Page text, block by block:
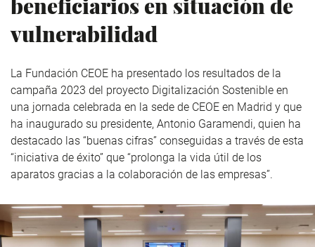
vulnerabilidad
La Fundación CEOE ha presentado los resultados de la
campaña 2023 del proyecto Digitalización Sostenible en
una jornada celebrada en la sede de CEOE en Madrid y que
ha inaugurado su presidente, Antonio Garamendi, quien ha
destacado las “buenas cifras” conseguidas a través de esta
“iniciativa de éxito” que “prolonga la vida útil de los
aparatos gracias a la colaboración de las empresas”.